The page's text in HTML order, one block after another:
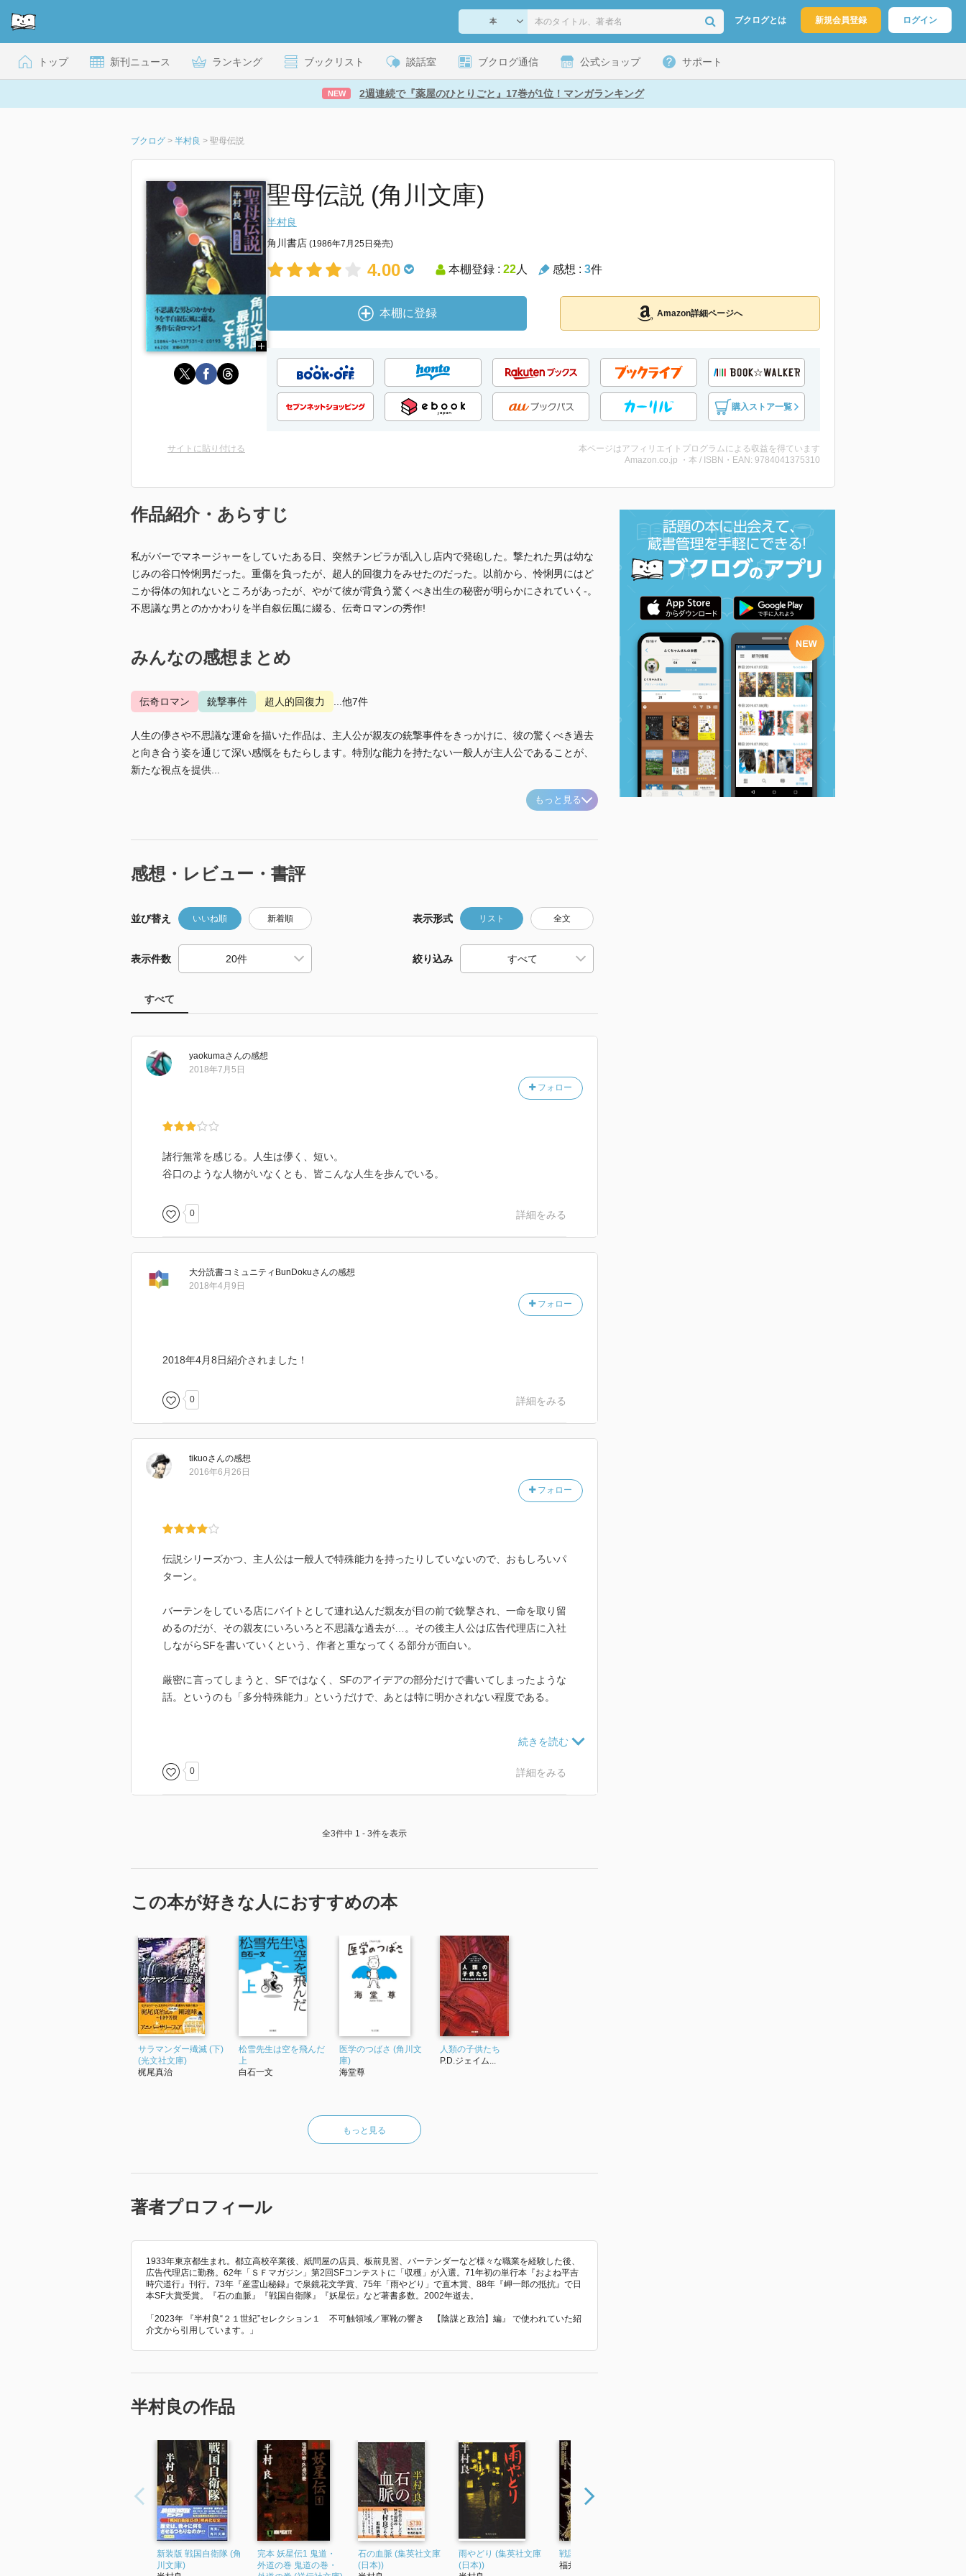
ブクログとは 新規会員登録 ログイン
トップ 新刊ニュース ランキング ブックリスト 談話室 ブクログ通信 公式ショップ サポート
NEW 2週連続で『薬屋のひとりごと』17巻が1位！マンガランキング
ブクログ > 半村良 > 聖母伝説
聖母伝説 (角川文庫)
半村良
角川書店 (1986年7月25日発売)
4.00 本棚登録 : 22人 感想 : 3件
本棚に登録 Amazon詳細ページへ
購入ストア一覧
サイトに貼り付ける
本ページはアフィリエイトプログラムによる収益を得ています
Amazon.co.jp ・本 / ISBN・EAN: 9784041375310
作品紹介・あらすじ
私がバーでマネージャーをしていたある日、突然チンピラが乱入し店内で発砲した。撃たれた男は幼な
じみの谷口怜悧男だった。重傷を負ったが、超人的回復力をみせたのだった。以前から、怜悧男にはど
こか得体の知れないところがあったが、やがて彼が背負う驚くべき出生の秘密が明らかにされていく-。
不思議な男とのかかわりを半自叙伝風に綴る、伝奇ロマンの秀作!
みんなの感想まとめ
伝奇ロマン 銃撃事件 超人的回復力 ...他7件
人生の儚さや不思議な運命を描いた作品は、主人公が親友の銃撃事件をきっかけに、彼の驚くべき過去
と向き合う姿を通じて深い感慨をもたらします。特別な能力を持たない一般人が主人公であることが、
新たな視点を提供...
もっと見る
感想・レビュー・書評
並び替え いいね順 新着順 表示形式 リスト 全文
表示件数 絞り込み
すべて
yaokumaさんの感想
フォロー
2018年7月5日
諸行無常を感じる。人生は儚く、短い。
谷口のような人物がいなくとも、皆こんな人生を歩んでいる。
0 詳細をみる
大分読書コミュニティBunDokuさんの感想
フォロー
2018年4月9日
2018年4月8日紹介されました！
0 詳細をみる
tikuoさんの感想
フォロー
2016年6月26日
伝説シリーズかつ、主人公は一般人で特殊能力を持ったりしていないので、おもしろいパ
ターン。
バーテンをしている店にバイトとして連れ込んだ親友が目の前で銃撃され、一命を取り留
めるのだが、その親友にいろいろと不思議な過去が…。その後主人公は広告代理店に入社
しながらSFを書いていくという、作者と重なってくる部分が面白い。
厳密に言ってしまうと、SFではなく、SFのアイデアの部分だけで書いてしまったような
話。というのも「多分特殊能力」というだけで、あとは特に明かされない程度である。
では、他の半村作品が引き合いに出されたりと、他の作品を読んでいないと楽しめない部
分があるのだが、単純に波乱万丈な人生を読んでいるだけで引きこまれていく。
0 詳細をみる
全3件中 1 - 3件を表示
この本が好きな人におすすめの本
サラマンダー殱滅 (下)
(光文社文庫)
梶尾真治
松雪先生は空を飛んだ
上
白石一文
医学のつばさ (角川文
庫)
海堂尊
人類の子供たち
P.D.ジェイム...
もっと見る
著者プロフィール
1933年東京都生まれ。都立高校卒業後、紙問屋の店員、板前見習、バーテンダーなど様々な職業を経験した後、
広告代理店に勤務。62年「ＳＦマガジン」第2回SFコンテストに「収穫」が入選。71年初の単行本『およね平吉
時穴道行』刊行。73年『産霊山秘録』で泉鏡花文学賞、75年「雨やどり」で直木賞、88年『岬一郎の抵抗』で日
本SF大賞受賞。『石の血脈』『戦国自衛隊』『妖星伝』など著書多数。2002年逝去。
「2023年 『半村良“２１世紀”セレクション１ 不可触領域／軍靴の響き 【陰謀と政治】編』 で使われていた紹
介文から引用しています。」
半村良の作品
新装版 戦国自衛隊 (角
川文庫)
完本 妖星伝1 鬼道・
外道の巻 鬼道の巻・
石の血脈 (集英社文庫
(日本))
雨やどり (集英社文庫
(日本))
戦国自衛隊1549
福井晴敏